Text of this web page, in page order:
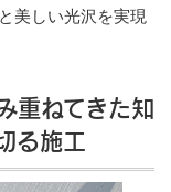
美しい光沢を実現
重ねてきた知
る施工